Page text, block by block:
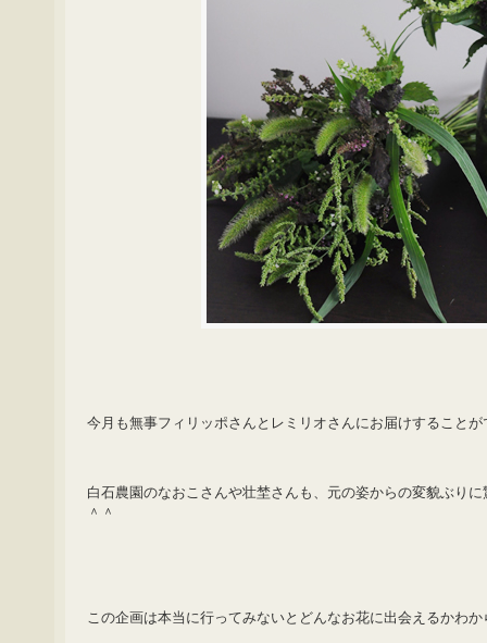
今月も無事フィリッポさんとレミリオさんにお届けすることが
白石農園のなおこさんや壮埜さんも、元の姿からの変貌ぶり
＾＾
この企画は本当に行ってみないとどんなお花に出会えるかわ